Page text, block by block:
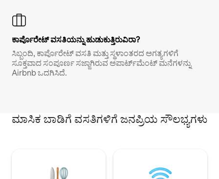
ಕಾರ್ಪೊರೇಟ್ ವಸತಿಯನ್ನು ಹುಡುಕುತ್ತಿರುವಿರಾ?
ಸಿಬ್ಬಂದಿ, ಕಾರ್ಪೊರೇಟ್ ವಸತಿ ಮತ್ತು ಸ್ಥಳಾಂತರದ ಅಗತ್ಯಗಳಿಗೆ
ಸೂಕ್ತವಾದ ಸಂಪೂರ್ಣ ಸಜ್ಜಾಗಿರುವ ಅಪಾರ್ಟ್‌ಮೆಂಟ್ ಮನೆಗಳನ್ನು
Airbnb ಒದಗಿಸಿದೆ.
ಮಾಸಿಕ ಬಾಡಿಗೆ ವಸತಿಗಳಿಗೆ ಜನಪ್ರಿಯ ಸೌಲಭ್ಯಗಳು